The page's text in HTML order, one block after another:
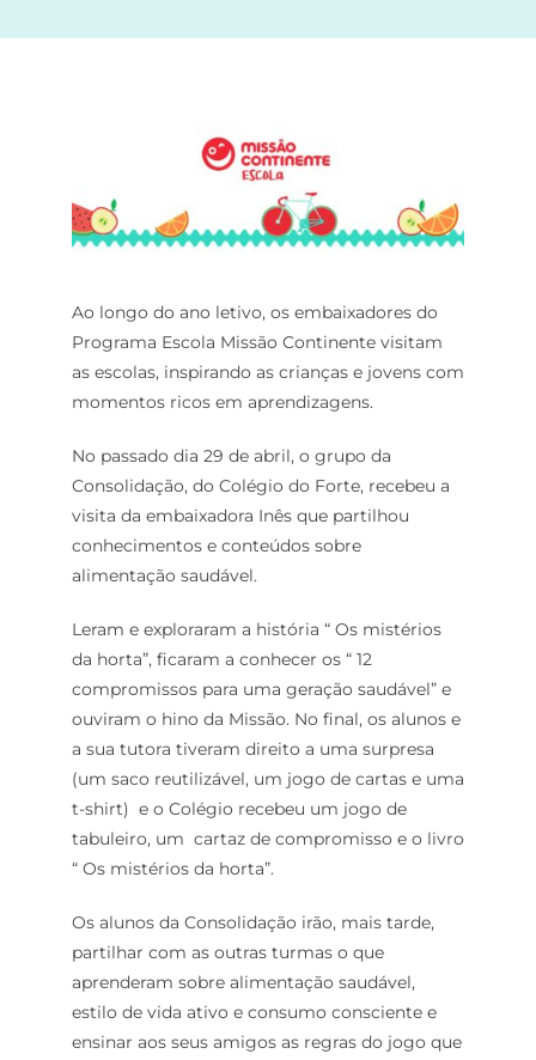
Ao longo do ano letivo, os embaixadores do
Programa Escola Missão Continente visitam
as escolas, inspirando as crianças e jovens com
momentos ricos em aprendizagens.
No passado dia 29 de abril, o grupo da
Consolidação, do Colégio do Forte, recebeu a
visita da embaixadora Inês que partilhou
conhecimentos e conteúdos sobre
alimentação saudável.
Leram e exploraram a história “ Os mistérios
da horta”, ficaram a conhecer os “ 12
compromissos para uma geração saudável” e
ouviram o hino da Missão. No final, os alunos e
a sua tutora tiveram direito a uma surpresa
(um saco reutilizável, um jogo de cartas e uma
t-shirt) e o Colégio recebeu um jogo de
tabuleiro, um cartaz de compromisso e o livro
“ Os mistérios da horta”.
Os alunos da Consolidação irão, mais tarde,
partilhar com as outras turmas o que
aprenderam sobre alimentação saudável,
estilo de vida ativo e consumo consciente e
ensinar aos seus amigos as regras do jogo que